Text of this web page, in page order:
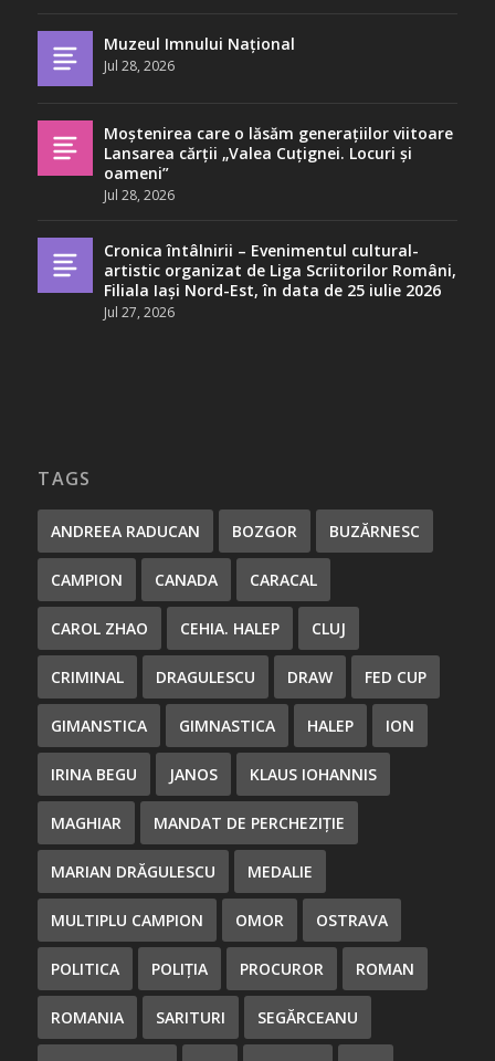
Muzeul Imnului Național
Jul 28, 2026
Moștenirea care o lăsăm generațiilor viitoare
Lansarea cărții „Valea Cuțignei. Locuri și
oameni”
Jul 28, 2026
Cronica întâlnirii – Evenimentul cultural-
artistic organizat de Liga Scriitorilor Români,
Filiala Iași Nord-Est, în data de 25 iulie 2026
Jul 27, 2026
TAGS
ANDREEA RADUCAN BOZGOR BUZĂRNESC
CAMPION CANADA CARACAL
CAROL ZHAO CEHIA. HALEP CLUJ
CRIMINAL DRAGULESCU DRAW FED CUP
GIMANSTICA GIMNASTICA HALEP ION
IRINA BEGU JANOS KLAUS IOHANNIS
MAGHIAR MANDAT DE PERCHEZIȚIE
MARIAN DRĂGULESCU MEDALIE
MULTIPLU CAMPION OMOR OSTRAVA
POLITICA POLIȚIA PROCUROR ROMAN
ROMANIA SARITURI SEGĂRCEANU